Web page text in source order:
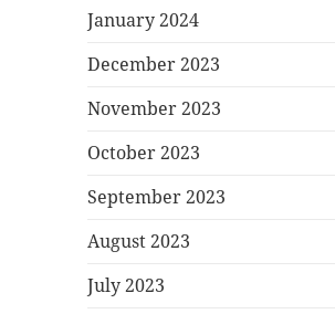
January 2024
December 2023
November 2023
October 2023
September 2023
August 2023
July 2023